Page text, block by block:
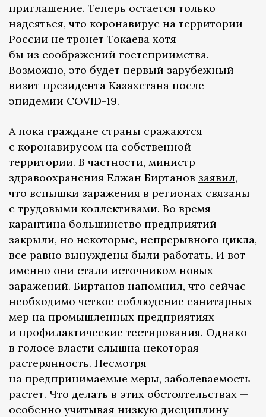
приглашение. Теперь остается только
надеяться, что коронавирус на территории
России не тронет Токаева хотя
бы из соображений гостеприимства.
Возможно, это будет первый зарубежный
визит президента Казахстана после
эпидемии COVID-19.
А пока граждане страны сражаются
с коронавирусом на собственной
территории. В частности, министр
здравоохранения Елжан Биртанов заявил,
что вспышки заражения в регионах связаны
с трудовыми коллективами. Во время
карантина большинство предприятий
закрыли, но некоторые, непрерывного цикла,
все равно вынуждены были работать. И вот
именно они стали источником новых
заражений. Биртанов напомнил, что сейчас
необходимо четкое соблюдение санитарных
мер на промышленных предприятиях
и профилактические тестирования. Однако
в голосе власти слышна некоторая
растерянность. Несмотря
на предпринимаемые меры, заболеваемость
растет. Что делать в этих обстоятельствах —
особенно учитывая низкую дисциплину